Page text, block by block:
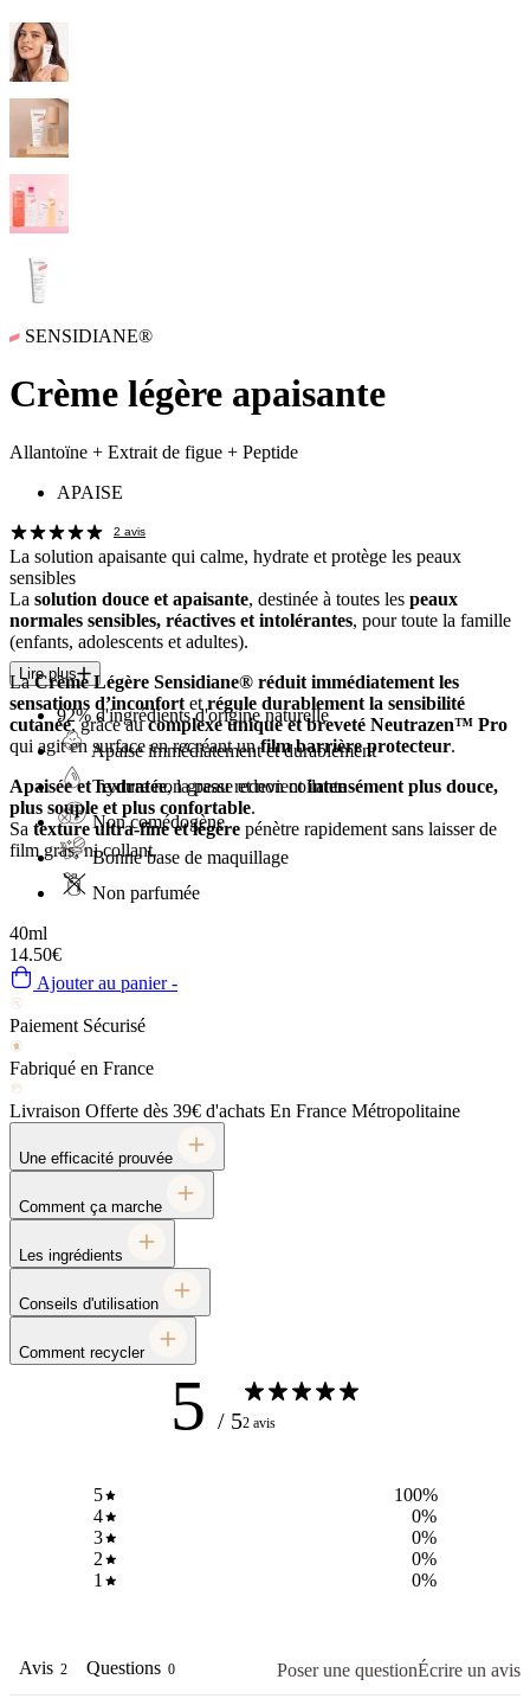
SENSIDIANE®
Crème légère apaisante
Allantoïne + Extrait de figue + Peptide
APAISE
2 avis
La solution apaisante qui calme, hydrate et protège les peaux
sensibles
La solution douce et apaisante, destinée à toutes les peaux
normales sensibles, réactives et intolérantes, pour toute la famille
(enfants, adolescents et adultes).
LaCrème Légère Sensidiane® réduit immédiatement les
sensations d’inconfort et régule durablement la sensibilité
cutanée, grâce aucomplexe unique et breveté Neutrazen™ Pro
qui agit en surface en recréant unfilm barrière protecteur.
Apaisée et hydratée, la peau redevientintensément plus douce,
plus souple et plus confortable.
Sa texture ultra-fine et légère pénètre rapidement sans laisser de
film gras, ni collant.
Lire plus
92% d'ingrédients d'origine naturelle
Apaise immédiatement et durablement
Texture non grasse et non collante
Non comédogène
Bonne base de maquillage
Non parfumée
40ml
14.50€
Ajouter au panier -
Une efficacité prouvée
Comment ça marche
Les ingrédients
Conseils d'utilisation
Comment recycler
5 / 52 avis
5 100%
4
0%
3
0%
2
0%
1
0%
Poser une questionÉcrire un avis
Avis 2 Questions 0